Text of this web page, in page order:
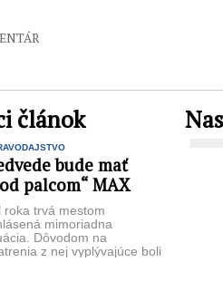
článok
bude mať
palcom“ MAX
roka trvá mestom
mimoriadna
Dôvodom na
z nej vyplývajúce boli